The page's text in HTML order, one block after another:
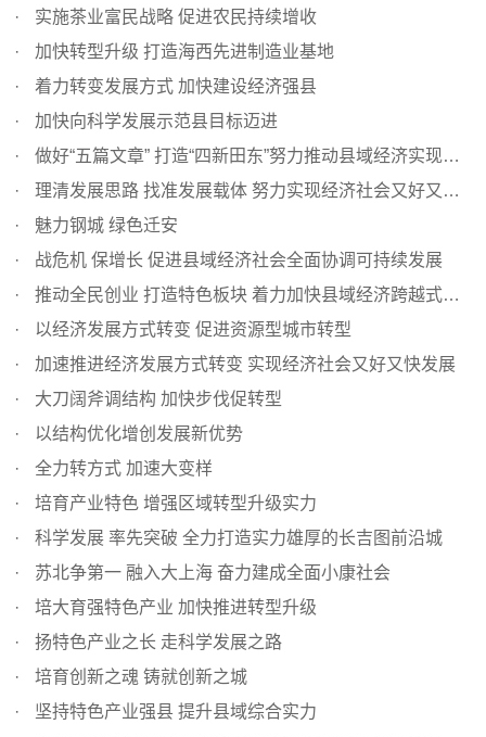
实施茶业富民战略 促进农民持续增收
加快转型升级 打造海西先进制造业基地
着力转变发展方式 加快建设经济强县
加快向科学发展示范县目标迈进
做好“五篇文章” 打造“四新田东”努力推动县域经济实现跨...
理清发展思路 找准发展载体 努力实现经济社会又好又快发展
魅力钢城 绿色迁安
战危机 保增长 促进县域经济社会全面协调可持续发展
推动全民创业 打造特色板块 着力加快县域经济跨越式发展
以经济发展方式转变 促进资源型城市转型
加速推进经济发展方式转变 实现经济社会又好又快发展
大刀阔斧调结构 加快步伐促转型
以结构优化增创发展新优势
全力转方式 加速大变样
培育产业特色 增强区域转型升级实力
科学发展 率先突破 全力打造实力雄厚的长吉图前沿城
苏北争第一 融入大上海 奋力建成全面小康社会
培大育强特色产业 加快推进转型升级
扬特色产业之长 走科学发展之路
培育创新之魂 铸就创新之城
坚持特色产业强县 提升县域综合实力